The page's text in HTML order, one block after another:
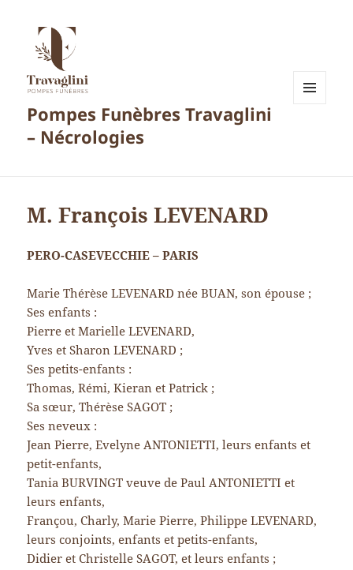
Pompes Funèbres Travaglini
– Nécrologies
M. François LEVENARD
PERO-CASEVECCHIE – PARIS
Marie Thérèse LEVENARD née BUAN, son épouse ;
Ses enfants :
Pierre et Marielle LEVENARD,
Yves et Sharon LEVENARD ;
Ses petits-enfants :
Thomas, Rémi, Kieran et Patrick ;
Sa sœur, Thérèse SAGOT ;
Ses neveux :
Jean Pierre, Evelyne ANTONIETTI, leurs enfants et
petit-enfants,
Tania BURVINGT veuve de Paul ANTONIETTI et
leurs enfants,
Françou, Charly, Marie Pierre, Philippe LEVENARD,
leurs conjoints, enfants et petits-enfants,
Didier et Christelle SAGOT, et leurs enfants ;